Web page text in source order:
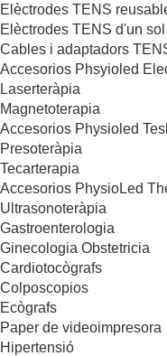
Elèctrodes TENS
Elèctrodes TENS d'un
Cables i adaptadors
Accesorios Phsyioled
Laserteràpia
Magnetoterapia
Accesorios Physioled
Presoteràpia
Tecarterapia
Accesorios PhysioLed
Ultrasonoteràpia
Gastroenterologia
Ginecologia Obstetricia
Cardiotocògrafs
Colposcopios
Ecògrafs
Paper de videoimpresora
Hipertensió